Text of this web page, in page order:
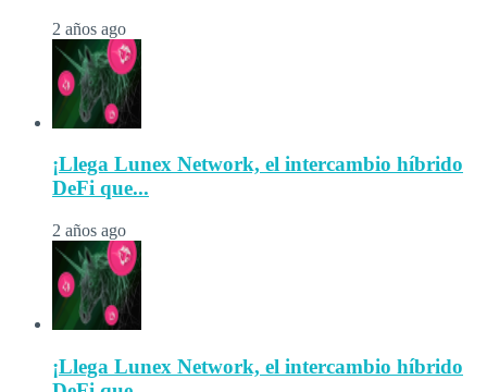
2 años ago
¡Llega Lunex Network, el intercambio híbrido
DeFi que...
2 años ago
¡Llega Lunex Network, el intercambio híbrido